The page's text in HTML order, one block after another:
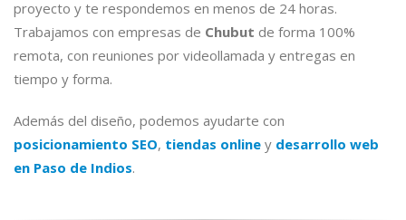
proyecto y te respondemos en menos de 24 horas.
Trabajamos con empresas de Chubut de forma 100%
remota, con reuniones por videollamada y entregas en
tiempo y forma.
Además del diseño, podemos ayudarte con
posicionamiento SEO, tiendas online y desarrollo web
en Paso de Indios.